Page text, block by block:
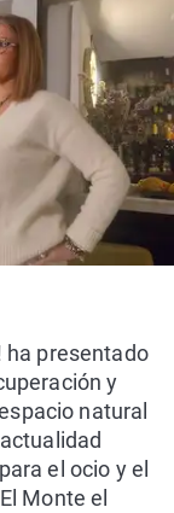
ha presentado
y
natural
el ocio y el
Monte el